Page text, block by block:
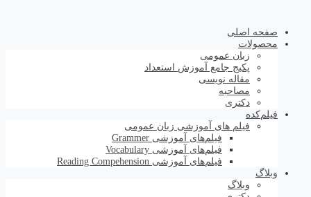
صفحه اصلی
محصولات
زبان عمومی
پکیج جامع آموزش استعداد
مقاله نویسی
مصاحبه
دکتری
فیلم‌کده
فیلم های آموزشی زبان عمومی
فیلم‌های آموزشی Grammer
فیلم‌های آموزشی Vocabulary
فیلم‌های آموزشی Reading Compehension
وبلاگ
وبلاگ